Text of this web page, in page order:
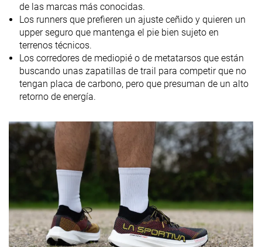
Drop
laboratorio
Drop marca
4.1 mm 4.8 mm
4.0 mm
Técnica de
carrera
Medio/antepié Medio/antepié Medio/
Talla
Media talla más
pequeñas
Tallan un poquito
Rigidez de la
mediasuela
Equilibrada Blanda Equilibrada
Diferencia de
la rigidez de la
Pequeña Pequeña Pequeña
Placa Rock plate Rock plate
Durabilidad
Buena Mala Decente
de las marcas más conocidas.
Los runners que prefieren un ajuste ceñido y quieren un
upper seguro que mantenga el pie bien sujeto en
terrenos técnicos.
Los corredores de mediopié o de metatarsos que están
buscando unas zapatillas de trail para competir que no
tengan placa de carbono, pero que presuman de un alto
retorno de energía.